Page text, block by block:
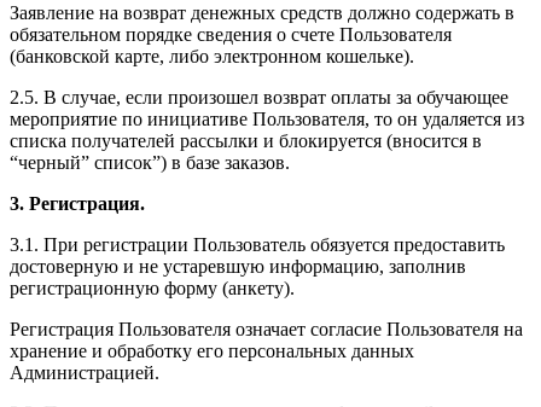
Заявление на возврат денежных средств должно содержать в
обязательном порядке сведения о счете Пользователя
(банковской карте, либо электронном кошельке).
2.5. В случае, если произошел возврат оплаты за обучающее
мероприятие по инициативе Пользователя, то он удаляется из
списка получателей рассылки и блокируется (вносится в
“черный” список”) в базе заказов.
3. Регистрация.
3.1. При регистрации Пользователь обязуется предоставить
достоверную и не устаревшую информацию, заполнив
регистрационную форму (анкету).
Регистрация Пользователя означает согласие Пользователя на
хранение и обработку его персональных данных
Администрацией.